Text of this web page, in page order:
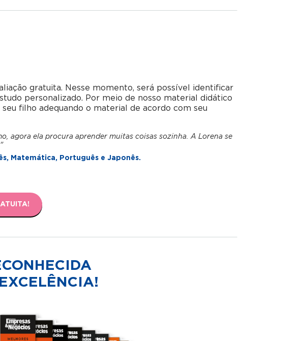
gratuita. Nesse momento, será possível identificar
personalizado. Por meio de nosso material didático
filho adequando o material de acordo com seu
agora ela procura aprender muitas coisas sozinha. A Lorena se
Matemática, Português e Japonês.